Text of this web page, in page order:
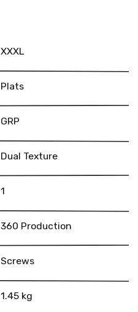
XXXL
Plats
GRP
Dual Texture
1
360 Production
Screws
1.45 kg